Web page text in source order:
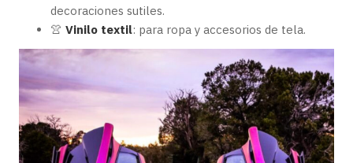
decoraciones sutiles.
👚 Vinilo textil: para ropa y accesorios de tela.